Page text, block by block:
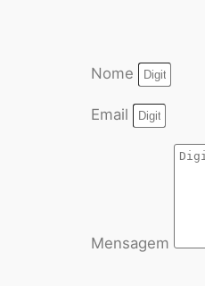
Nome
Email
Mensagem